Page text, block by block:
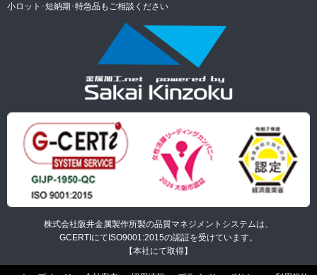
小ロット･短納期･特急品もご相談ください
株式会社阪井金属製作所製の品質マネジメントシステムは、
GCERTIにてISO9001:2015の認証を受けています。
【本社にて取得】